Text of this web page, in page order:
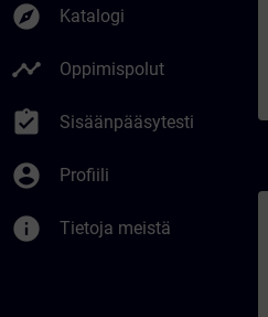
explore Katalogi
timeline Oppimispolut
assignment_turned_in Sisäänpääsytesti
account_circle Profiili
info Tietoja meistä